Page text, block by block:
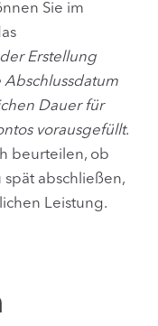
Sie im
Erstellung
Abschlussdatum
Dauer für
vorausgefüllt.
beurteilen, ob
abschließen,
Leistung.